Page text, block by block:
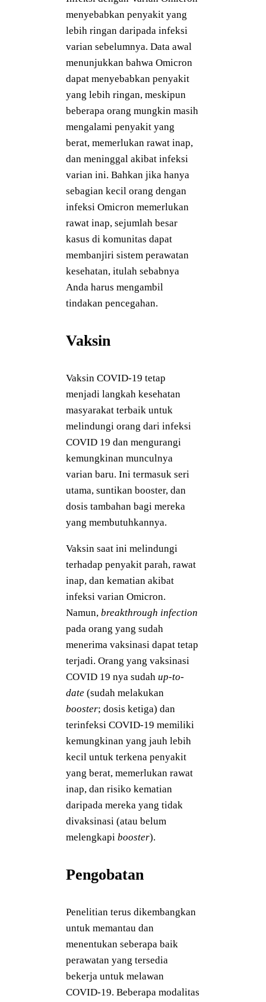
menyebabkan penyakit yang
lebih ringan daripada infeksi
varian sebelumnya. Data awal
menunjukkan bahwa Omicron
dapat menyebabkan penyakit
yang lebih ringan, meskipun
beberapa orang mungkin masih
mengalami penyakit yang
berat, memerlukan rawat inap,
dan meninggal akibat infeksi
varian ini. Bahkan jika hanya
sebagian kecil orang dengan
infeksi Omicron memerlukan
rawat inap, sejumlah besar
kasus di komunitas dapat
membanjiri sistem perawatan
kesehatan, itulah sebabnya
Anda harus mengambil
tindakan pencegahan.
Vaksin
Vaksin COVID-19 tetap
menjadi langkah kesehatan
masyarakat terbaik untuk
melindungi orang dari infeksi
COVID 19 dan mengurangi
kemungkinan munculnya
varian baru. Ini termasuk seri
utama, suntikan booster, dan
dosis tambahan bagi mereka
yang membutuhkannya.
Vaksin saat ini melindungi
terhadap penyakit parah, rawat
inap, dan kematian akibat
infeksi varian Omicron.
Namun,breakthrough infection
pada orang yang sudah
menerima vaksinasi dapat tetap
terjadi. Orang yang vaksinasi
COVID 19 nya sudahup-to-
date(sudah melakukan
booster; dosis ketiga) dan
terinfeksi COVID-19 memiliki
kemungkinan yang jauh lebih
kecil untuk terkena penyakit
yang berat, memerlukan rawat
inap, dan risiko kematian
daripada mereka yang tidak
divaksinasi (atau belum
melengkapibooster).
Pengobatan
Penelitian terus dikembangkan
untuk memantau dan
menentukan seberapa baik
perawatan yang tersedia
bekerja untuk melawan
COVID-19. Beberapa modalitas